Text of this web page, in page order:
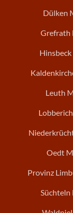
Dülken
Grefrath
Leuth
Oedt M
Provinz
Süchteln